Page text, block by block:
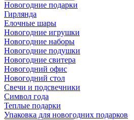
Новогодние подарки
Гирлянда
Елочные шары
Новогодние игрушки
Новогодние наборы
Новогодние подушки
Новогодние свитера
Новогодний офис
Новогодний стол
Свечи и подсвечники
Символ года
Теплые подарки
Упаковка для новогодних подарков